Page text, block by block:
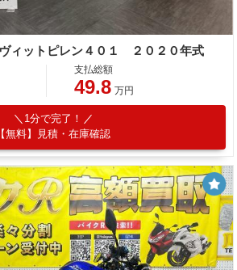
ィットピレン４０１ ２０２０年式
支払総額
49.8 万円
1分で完了！
【無料】見積・在庫確認